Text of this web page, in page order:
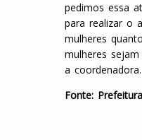
pedimos essa
para realizar o
mulheres
mulheres
a coordenadora.
Fonte: